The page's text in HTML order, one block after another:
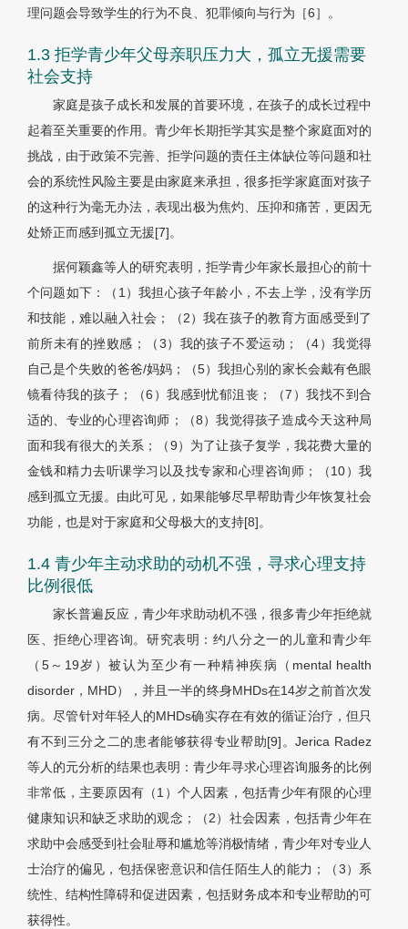
理问题会导致学生的行为不良、犯罪倾向与行为［6］。
1.3 拒学青少年父母亲职压力大，孤立无援需要
社会支持
家庭是孩子成长和发展的首要环境，在孩子的成长过程中
起着至关重要的作用。青少年长期拒学其实是整个家庭面对的
挑战，由于政策不完善、拒学问题的责任主体缺位等问题和社
会的系统性风险主要是由家庭来承担，很多拒学家庭面对孩子
的这种行为毫无办法，表现出极为焦灼、压抑和痛苦，更因无
处矫正而感到孤立无援[7]。
据何颖鑫等人的研究表明，拒学青少年家长最担心的前十
个问题如下：（1）我担心孩子年龄小，不去上学，没有学历
和技能，难以融入社会；（2）我在孩子的教育方面感受到了
前所未有的挫败感；（3）我的孩子不爱运动；（4）我觉得
自己是个失败的爸爸/妈妈；（5）我担心别的家长会戴有色眼
镜看待我的孩子；（6）我感到忧郁沮丧；（7）我找不到合
适的、专业的心理咨询师；（8）我觉得孩子造成今天这种局
面和我有很大的关系；（9）为了让孩子复学，我花费大量的
金钱和精力去听课学习以及找专家和心理咨询师；（10）我
感到孤立无援。由此可见，如果能够尽早帮助青少年恢复社会
功能，也是对于家庭和父母极大的支持[8]。
1.4 青少年主动求助的动机不强，寻求心理支持
比例很低
家长普遍反应，青少年求助动机不强，很多青少年拒绝就
医、拒绝心理咨询。研究表明：约八分之一的儿童和青少年
（5～19岁）被认为至少有一种精神疾病（mental health
disorder，MHD），并且一半的终身MHDs在14岁之前首次发
病。尽管针对年轻人的MHDs确实存在有效的循证治疗，但只
有不到三分之二的患者能够获得专业帮助[9]。Jerica Radez
等人的元分析的结果也表明：青少年寻求心理咨询服务的比例
非常低，主要原因有（1）个人因素，包括青少年有限的心理
健康知识和缺乏求助的观念；（2）社会因素，包括青少年在
求助中会感受到社会耻辱和尴尬等消极情绪，青少年对专业人
士治疗的偏见，包括保密意识和信任陌生人的能力；（3）系
统性、结构性障碍和促进因素，包括财务成本和专业帮助的可
获得性。